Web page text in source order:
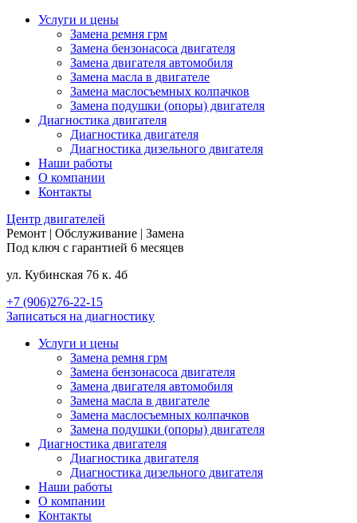
Услуги и цены
Замена ремня грм
Замена бензонасоса двигателя
Замена двигателя автомобиля
Замена масла в двигателе
Замена маслосъемных колпачков
Замена подушки (опоры) двигателя
Диагностика двигателя
Диагностика двигателя
Диагностика дизельного двигателя
Наши работы
О компании
Контакты
Центр двигателей
Ремонт | Обслуживание | Замена
Под ключ с гарантией 6 месяцев
ул. Кубинская 76 к. 4б
+7 (906)276-22-15
Записаться на диагностику
Услуги и цены
Замена ремня грм
Замена бензонасоса двигателя
Замена двигателя автомобиля
Замена масла в двигателе
Замена маслосъемных колпачков
Замена подушки (опоры) двигателя
Диагностика двигателя
Диагностика двигателя
Диагностика дизельного двигателя
Наши работы
О компании
Контакты